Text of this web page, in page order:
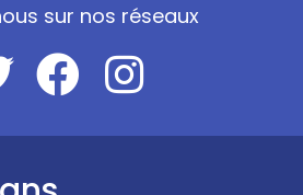
sur nos réseaux